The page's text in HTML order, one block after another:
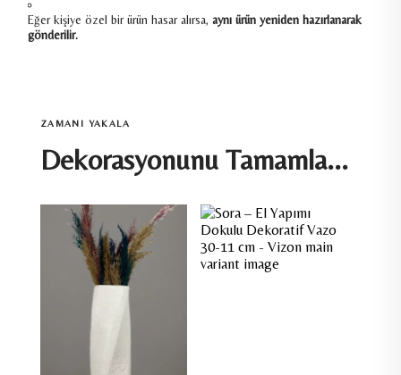
Eğer kişiye özel bir ürün hasar alırsa, aynı ürün yeniden hazırlanarak
gönderilir.
ZAMANI YAKALA
Dekorasyonunu Tamamla...